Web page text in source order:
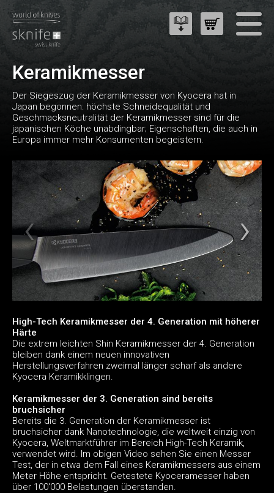
Keramikmesser
Der Siegeszug der Keramikmesser von Kyocera hat in
Japan begonnen: höchste Schneidequalität und
Geschmacksneutralität der Keramikmesser sind für die
japanischen Köche unabdingbar; Eigenschaften, die auch in
Europa immer mehr Konsumenten begeistern.
High-Tech Keramikmesser der 4. Generation mit höherer
Härte
Die extrem leichten Shin Keramikmesser der 4. Generation
bleiben dank einem neuen innovativen
Herstellungsverfahren zweimal länger scharf als andere
Kyocera Keramikklingen.
Keramikmesser der 3. Generation sind bereits
bruchsicher
Bereits die 3. Generation der Keramikmesser ist
bruchsicher dank Nanotechnologie, die weltweit einzig von
Kyocera, Weltmarktführer im Bereich High-Tech Keramik,
verwendet wird. Im obigen Video sehen Sie einen Messer
Test, der in etwa dem Fall eines Keramikmessers aus einem
Meter Höhe entspricht. Getestete Kyoceramesser haben
über 100'000 Belastungen überstanden.